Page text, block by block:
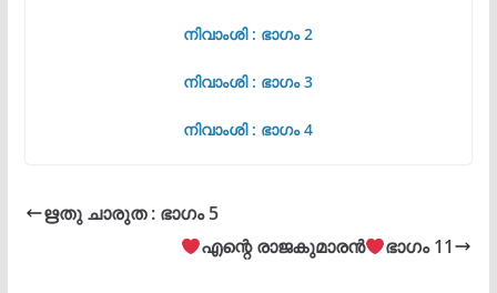
നിവാംശി : ഭാഗം 2
നിവാംശി : ഭാഗം 3
നിവാംശി : ഭാഗം 4
ഋതു ചാരുത : ഭാഗം 5
എന്റെ രാജകുമാരൻ
ഭാഗം 11